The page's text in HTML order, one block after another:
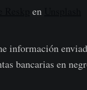
en
información
bancarias en